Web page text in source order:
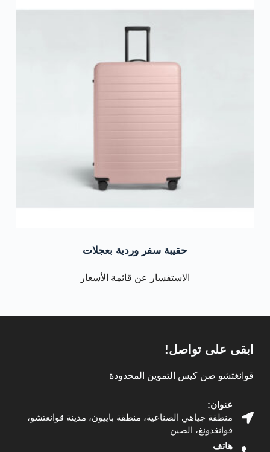
حقيبة سفر وردية بعجلات
الاستفسار عن قائمة الأسعار
ابقى على تواصل!
قوانغتشو صن كيس التموين المحدودة
عنوان:
منطقة جياهي الصناعية، منطقة باييون، مدينة قوانغتشو،
قوانغدونغ، الصين
هاتف